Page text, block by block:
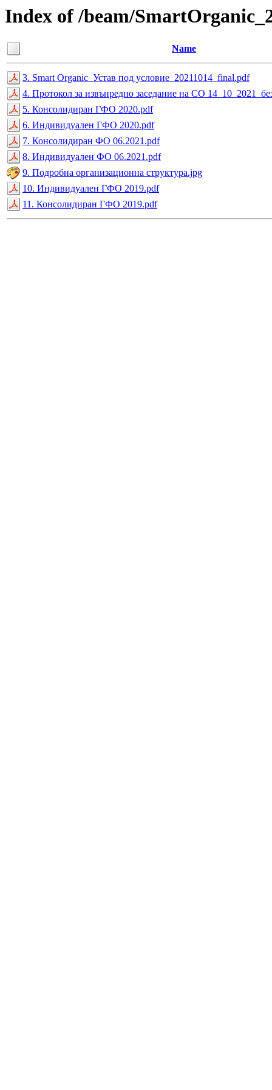
Index of /beam/
Name
3. Smart Organic_Устав под условие_20211014_final.pdf
4. Протокол за извънредно заседание на СО
5. Консолидиран ГФО 2020.pdf
6. Индивидуален ГФО 2020.pdf
7. Консолидиран ФО 06.2021.pdf
8. Индивидуален ФО 06.2021.pdf
9. Подробна организационна структура.jpg
10. Индивидуален ГФО 2019.pdf
11. Консолидиран ГФО 2019.pdf